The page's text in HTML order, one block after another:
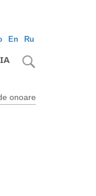
En Ru
onoare